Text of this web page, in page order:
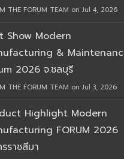
THE FORUM TEAM on Jul 4, 2026
Show Modern
&
2026 จ.ชลบุรี
THE FORUM TEAM on Jul 3, 2026
Highlight Modern
FORUM 2026
ราชสีมา